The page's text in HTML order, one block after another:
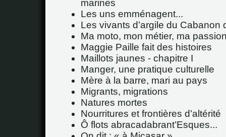
marines
Les uns emménagent...
Les vivants d’argile du Cabanon
Ma moto, mon métier, ma
Maggie Paille fait des histoires
Maillots jaunes - chapitre I
Manger, une pratique culturelle
Mère à la barre, mari au pays
Migrants, migrations
Natures mortes
Nourritures et frontières d’altérité
Ô flots abracadabrant’Esques...